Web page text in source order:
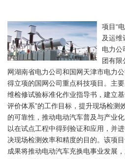
项目“
及运维
电力公
团有限
网湖南省电力公司和国网天津市电力
得立项的国网公司重点科技项目。主
维检修试验标准化作业指导书，建立
评价体系”的工作目标，提升现场检测
的可靠性，推动电动汽车普及与产业
以在试点工程中得到验证和应用，并
决现场检测效率和精度的目的。该项
成果将推动电动汽车充换电事业发展